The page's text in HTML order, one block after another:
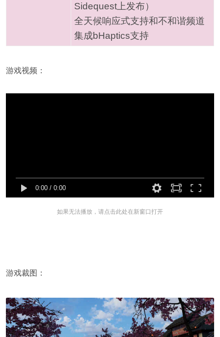
Sidequest上发布）
全天候响应式支持和不和谐频道
集成bHaptics支持
游戏视频：
0:00/ 0:00
如果无法播放，请点击此处在新窗口打开
游戏裁图：